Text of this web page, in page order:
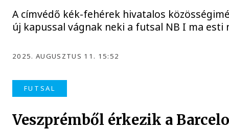
A címvédő kék-fehérek hivatalos
új kapussal vágnak neki a futsal NB I ma
2025. AUGUSZTUS 11. 15:52
FUTSAL
Veszprémből érkezik a